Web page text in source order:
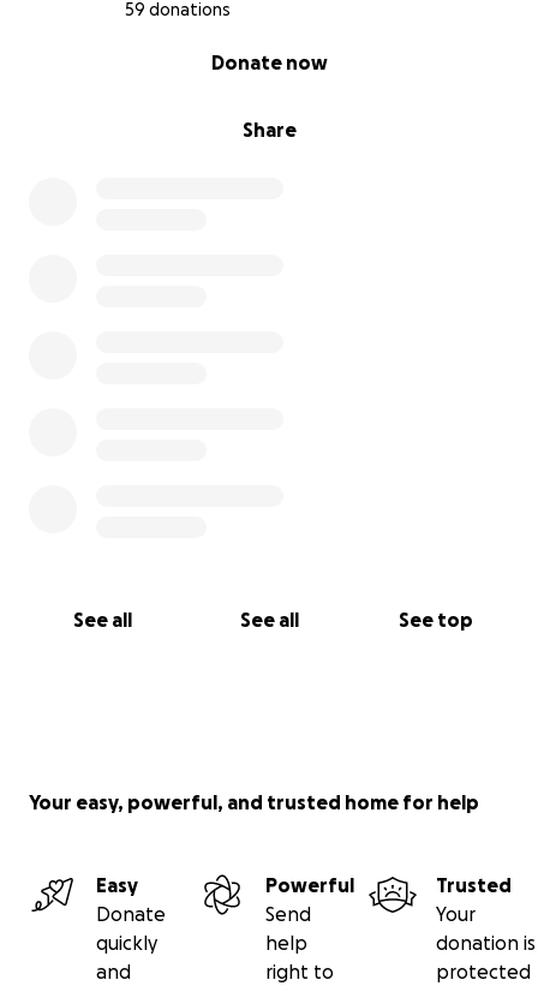
59 donations
Share
Donate now
See all See all See top
Your easy, powerful, and trusted home for help
Easy
Donate
quickly
and
Powerful
Send
help
right to
Trusted
Your
donation is
protected